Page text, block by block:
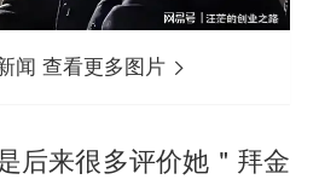
闻 查看更多图片
后来很多评价她＂拜金